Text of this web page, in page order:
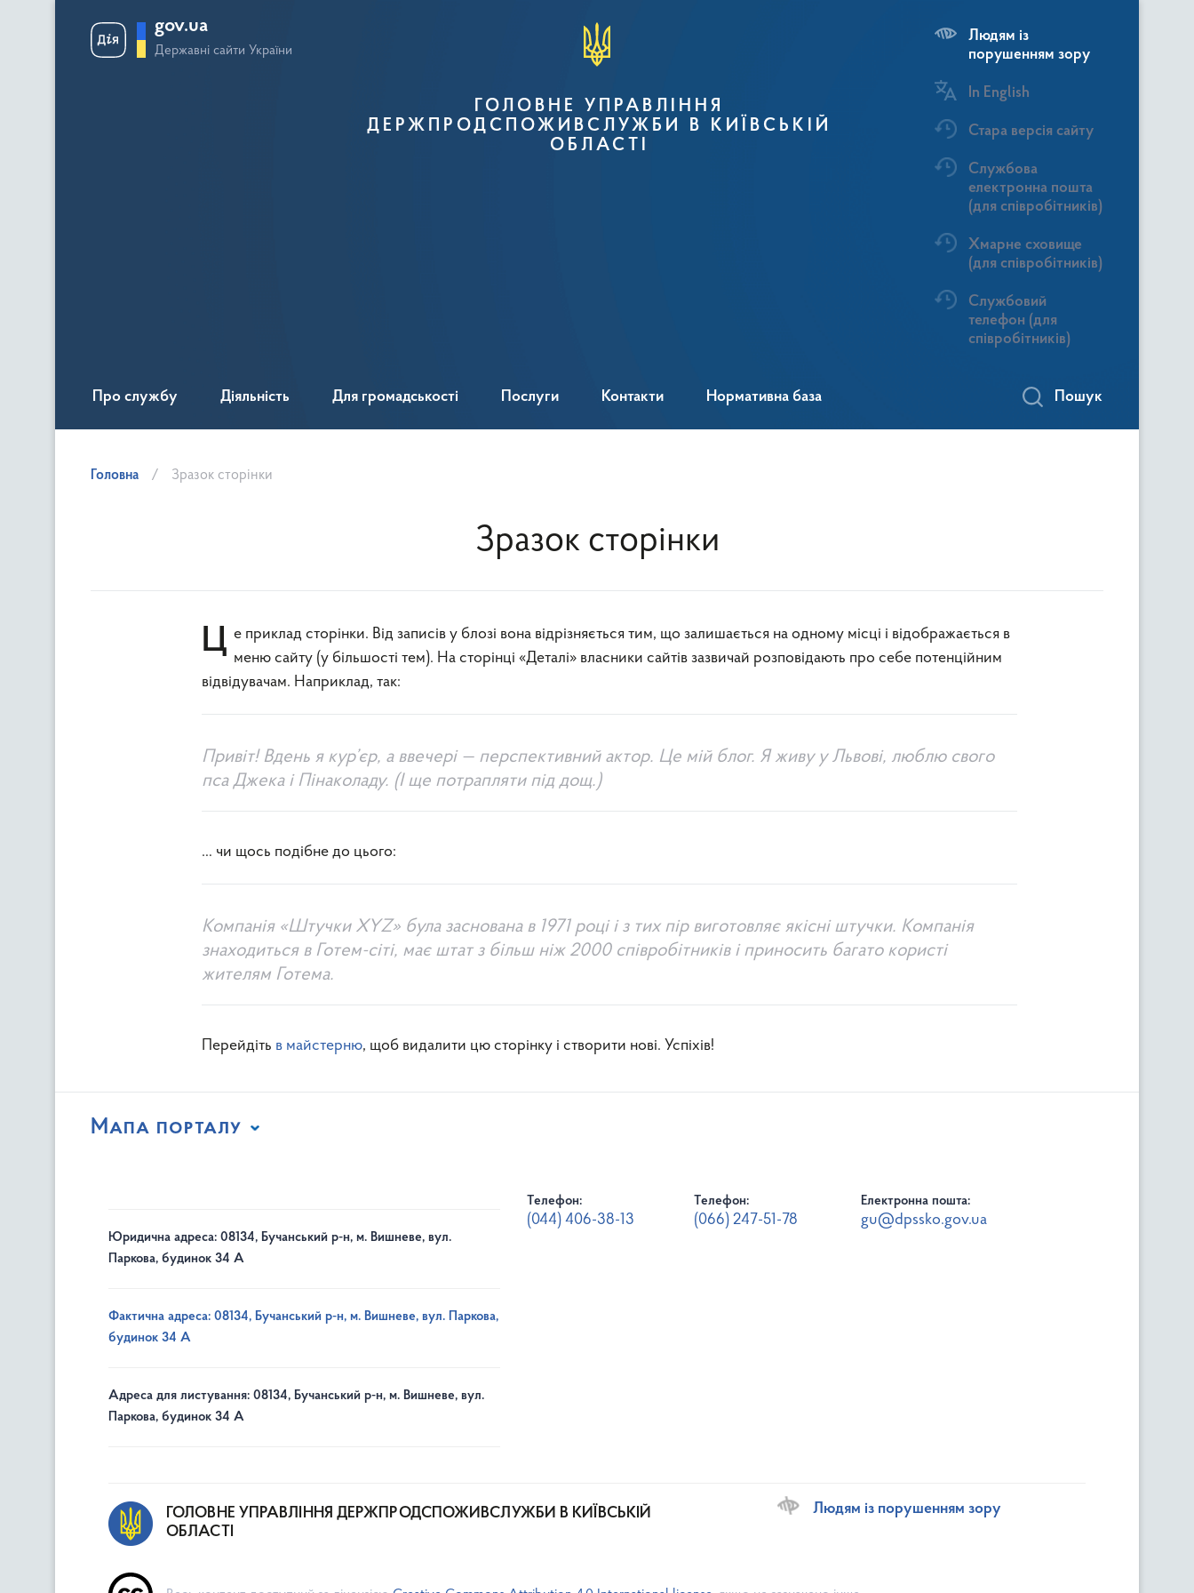
gov.ua
Державні сайти України
ГОЛОВНЕ УПРАВЛІННЯ
ДЕРЖПРОДСПОЖИВСЛУЖБИ В КИЇВСЬКІЙ
ОБЛАСТІ
Людям із
порушенням зору
In English
Стара версія сайту
Службова
електронна пошта
(для співробітників)
Хмарне сховище
(для співробітників)
Службовий
телефон (для
співробітників)
Про службу Діяльність Для громадськості Послуги Контакти Нормативна база Пошук
Головна Зразок сторінки
Зразок сторінки
Це приклад сторінки. Від записів у блозі вона відрізняється тим, що залишається на одному місці і відображається в меню сайту (у більшості тем). На сторінці «Деталі» власники сайтів зазвичай розповідають про себе потенційним
відвідувачам. Наприклад, так:
Привіт! Вдень я кур’єр, а ввечері — перспективний актор. Це мій блог. Я живу у Львові, люблю свого
пса Джека і Пінаколаду. (І ще потрапляти під дощ.)
… чи щось подібне до цього:
Компанія «Штучки XYZ» була заснована в 1971 році і з тих пір виготовляє якісні штучки. Компанія
знаходиться в Готем-сіті, має штат з більш ніж 2000 співробітників і приносить багато користі
жителям Готема.
Перейдіть в майстерню, щоб видалити цю сторінку і створити нові. Успіхів!
Мапа порталу
Юридична адреса: 08134, Бучанський р-н, м. Вишневе, вул.
Паркова, будинок 34 А
Фактична адреса: 08134, Бучанський р-н, м. Вишневе, вул. Паркова,
будинок 34 А
Адреса для листування: 08134, Бучанський р-н, м. Вишневе, вул.
Паркова, будинок 34 А
Телефон:
(044) 406-38-13
Телефон:
(066) 247-51-78
Електронна пошта:
gu@dpssko.gov.ua
ГОЛОВНЕ УПРАВЛІННЯ ДЕРЖПРОДСПОЖИВСЛУЖБИ В КИЇВСЬКІЙ
ОБЛАСТІ
Людям із порушенням зору